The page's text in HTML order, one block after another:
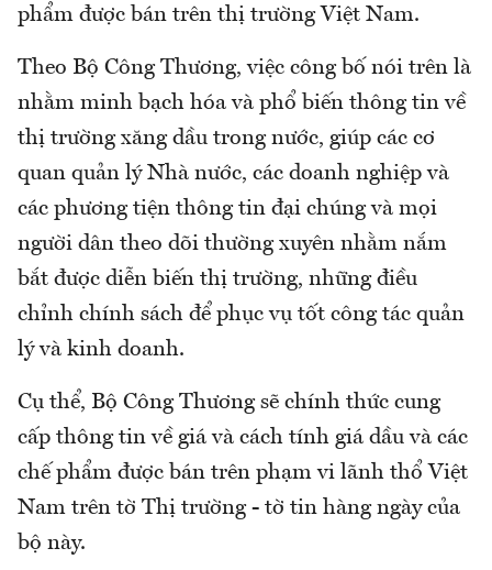
phẩm được bán trên thị trường Việt Nam.
Theo Bộ Công Thương, việc công bố nói trên là
nhằm minh bạch hóa và phổ biến thông tin về
thị trường xăng dầu trong nước, giúp các cơ
quan quản lý Nhà nước, các doanh nghiệp và
các phương tiện thông tin đại chúng và mọi
người dân theo dõi thường xuyên nhằm nắm
bắt được diễn biến thị trường, những điều
chỉnh chính sách để phục vụ tốt công tác quản
lý và kinh doanh.
Cụ thể, Bộ Công Thương sẽ chính thức cung
cấp thông tin về giá và cách tính giá dầu và các
chế phẩm được bán trên phạm vi lãnh thổ Việt
Nam trên tờ Thị trường - tờ tin hàng ngày của
bộ này.